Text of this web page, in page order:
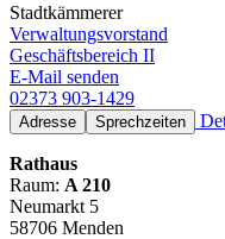
Stadtkämmerer
Verwaltungsvorstand
Geschäftsbereich II
E-Mail senden
02373 903-1429
Adresse Sprechzeiten
Rathaus
Raum: A 210
Neumarkt 5
58706 Menden